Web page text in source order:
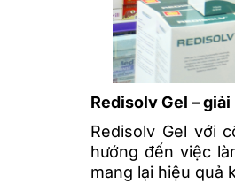
Redisolv Gel –
Redisolv Gel với
hướng đến việc
mang lại hiệu quả